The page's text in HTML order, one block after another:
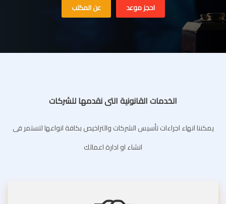
احجز موعد عن المكتب
الخدمات القانونية التى نقدمها للشركات
يمكننا انهاء اجراءات تأسيس الشركات والتراخيص بكافة انواعها لتستمر فى
انشاء او ادارة اعمالك